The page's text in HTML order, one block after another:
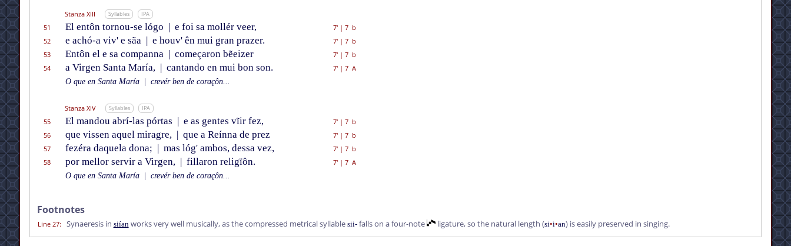
Stanza XIII Syllables IPA
51 El entôn tornou-se lógo | e foi sa mollér veer, 7'| 7 b
52
e achó-a viv' e sãa | e houv' ên mui gran prazer. 7'| 7 b
53
Entôn el e sa companna | começaron bẽeizer 7'| 7 b
54
a Virgen Santa María, | cantando en mui bon son. 7'| 7 A
O que en Santa María
crevér ben de coraçôn...
Stanza XIV Syllables IPA
55 El mandou abrí-las pórtas | e as gentes vĩir fez, 7'| 7 b
56
que vissen aquel miragre, | que a Reínna de prez 7'| 7 b
57
fezéra daquela dona; | mas lóg' ambos, dessa vez, 7'| 7 b
58
por mellor servir a Virgen, | fillaron religïôn. 7'| 7 A
O que en Santa María
crevér ben de coraçôn...
Footnotes
Line 27: Synaeresis in siíanworks very well musically, as the compressed metrical syllable sii-falls on a four-note ligature, so the natural length (si•i•an) is easily preserved in singing.